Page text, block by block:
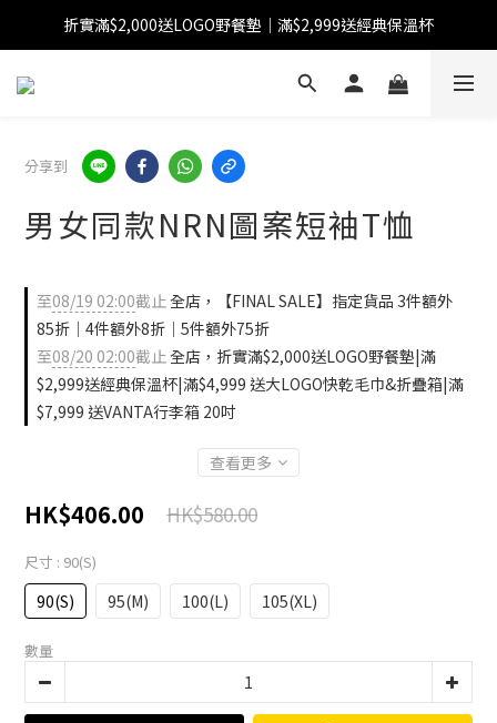
【FINAL SALE】指定商品低至38折
折實滿$2,000送LOGO野餐墊｜滿$2,999送經典保溫杯
【FINAL SALE】全單免運費
分享到
男女同款NRN圖案短袖T恤
至08/19 02:00截止全店，【FINAL SALE】指定貨品 3件額外
85折｜4件額外8折｜5件額外75折
至08/20 02:00截止全店，折實滿$2,000送LOGO野餐墊|滿
$2,999送經典保溫杯|滿$4,999 送大LOGO快乾毛巾&折疊箱|滿
$7,999 送VANTA行李箱 20吋
查看更多
HK$406.00 HK$580.00
尺寸 : 90(S)
90(S) 95(M) 100(L) 105(XL)
數量